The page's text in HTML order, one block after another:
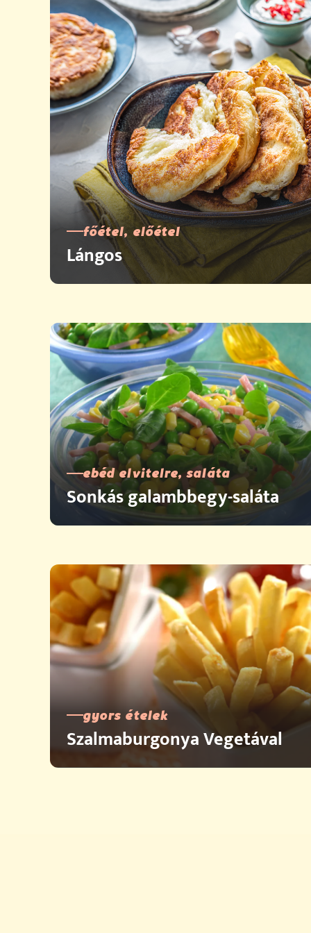
főétel, előétel
Lángos
ebéd elvitelre, saláta
Sonkás galambbegy-saláta
gyors ételek
Szalmaburgonya Vegetával